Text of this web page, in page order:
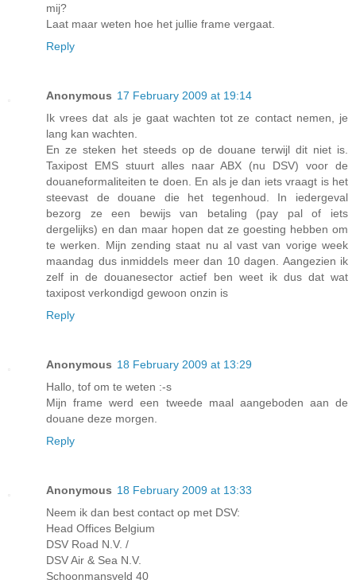
mij?
Laat maar weten hoe het jullie frame vergaat.
Reply
Anonymous 17 February 2009 at 19:14
Ik vrees dat als je gaat wachten tot ze contact nemen, je
lang kan wachten.
En ze steken het steeds op de douane terwijl dit niet is.
Taxipost EMS stuurt alles naar ABX (nu DSV) voor de
douaneformaliteiten te doen. En als je dan iets vraagt is het
steevast de douane die het tegenhoud. In iedergeval
bezorg ze een bewijs van betaling (pay pal of iets
dergelijks) en dan maar hopen dat ze goesting hebben om
te werken. Mijn zending staat nu al vast van vorige week
maandag dus inmiddels meer dan 10 dagen. Aangezien ik
zelf in de douanesector actief ben weet ik dus dat wat
taxipost verkondigd gewoon onzin is
Reply
Anonymous 18 February 2009 at 13:29
Hallo, tof om te weten :-s
Mijn frame werd een tweede maal aangeboden aan de
douane deze morgen.
Reply
Anonymous 18 February 2009 at 13:33
Neem ik dan best contact op met DSV:
Head Offices Belgium
DSV Road N.V. /
DSV Air & Sea N.V.
Schoonmansveld 40